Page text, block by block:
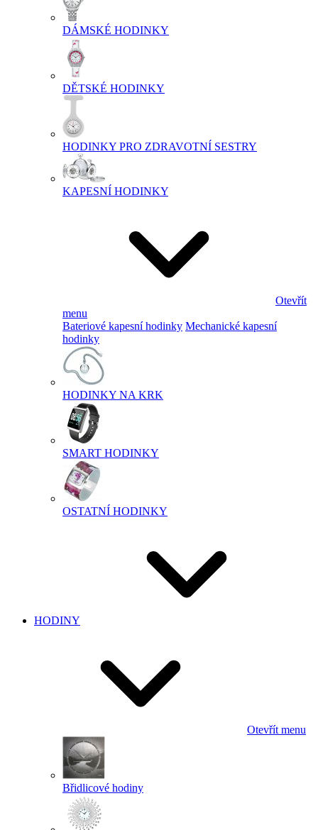
DÁMSKÉ HODINKY
DĚTSKÉ HODINKY
HODINKY PRO ZDRAVOTNÍ SESTRY
KAPESNÍ HODINKY
Otevřít
menu
Bateriové kapesní hodinky Mechanické kapesní
hodinky
HODINKY NA KRK
SMART HODINKY
OSTATNÍ HODINKY
HODINY
Otevřít menu
Břidlicové hodiny